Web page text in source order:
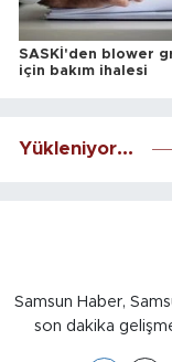
SASKİ'den blower
için bakım ihalesi
Yükleniyor...
Samsun Haber,
son dakika